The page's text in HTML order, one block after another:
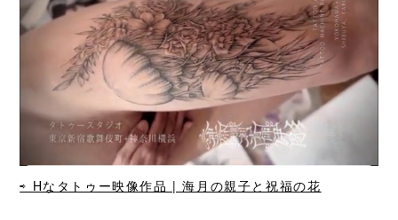
⇨ Hなタトゥー映像作品 | 海月の親子と祝福の花